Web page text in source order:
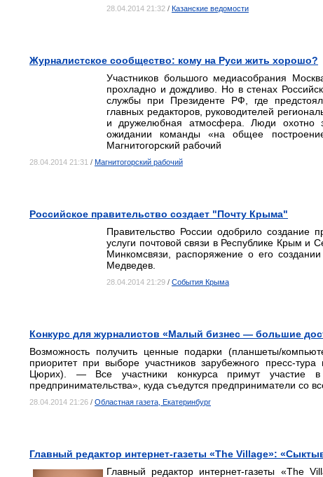
28.04.2014 21:32 / Казанские ведомости
Журналистское сообщество: кому на Руси жить хорошо?
Участников большого медиасобрания
прохладно и дождливо. Но в стенах
службы при Президенте РФ, где
главных редакторов, руководителей
и дружелюбная атмосфера. Люди охотно
ожидании команды «на общее
Магнитогорский рабочий
28.04.2014 21:31 / Магнитогорский рабочий
Российское правительство создает "Почту Крыма"
Правительство России одобрило создание
услуги почтовой связи в Республике Крым и
Минкомсвязи, распоряжение о его
Медведев.
28.04.2014 21:29 / События Крыма
Конкурс для журналистов «Малый бизнес — большие
Возможность получить ценные подарки (планшеты/
приоритет при выборе участников зарубежного пресс-
Цюрих). — Все участники конкурса примут участие
предпринимательства», куда съедутся предприниматели со
28.04.2014 21:26 / Областная газета, Екатеринбург
Главный редактор интернет-газеты «The Village»:
Главный редактор интернет-газеты «The